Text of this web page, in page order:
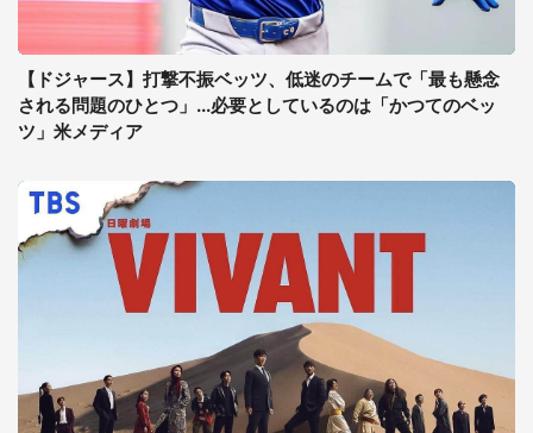
【ドジャース】打撃不振ベッツ、低迷のチームで「最も懸念
される問題のひとつ」...必要としているのは「かつてのベッ
ツ」米メディア